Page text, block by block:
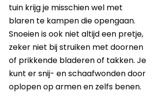
tuin krijg je misschien wel met
blaren te kampen die opengaan.
Snoeien is ook niet altijd een pretje,
zeker niet bij struiken met doornen
of prikkende bladeren of takken. Je
kunt er snij- en schaafwonden door
oplopen op armen en zelfs benen.